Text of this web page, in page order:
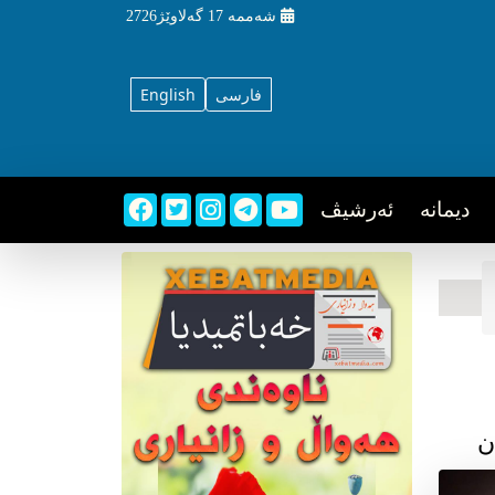
شه‌ممه‌ 17 گه‌لاوێژ2726
English فارسی
دیمانه ئه‌رشیڤ